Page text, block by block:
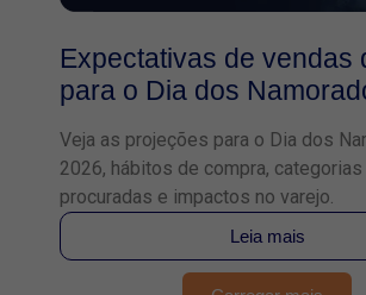
Expectativas de vendas
para o Dia dos
Veja as projeções para o Dia dos
2026, hábitos de compra,
procuradas e impactos no varejo.
Leia mais